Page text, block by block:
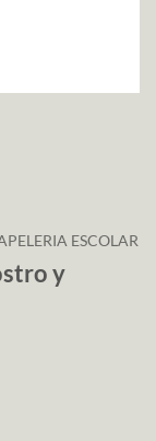
ESCOLAR
y